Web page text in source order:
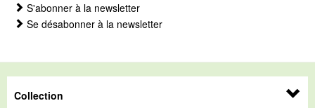
S'abonner à la newsletter
Se désabonner à la newsletter
Collection